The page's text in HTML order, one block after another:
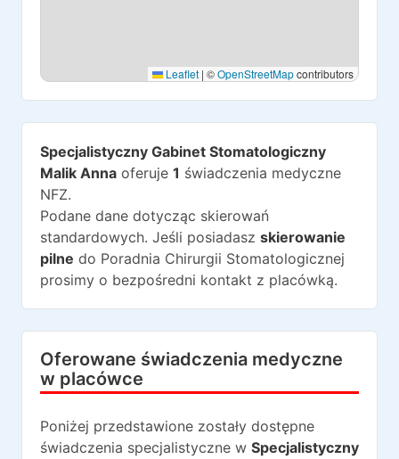
Leaflet | ©OpenStreetMapcontributors
Specjalistyczny Gabinet Stomatologiczny
Malik Anna oferuje 1 świadczenia medyczne
NFZ.
Podane dane dotycząc skierowań
standardowych. Jeśli posiadasz skierowanie
pilne do Poradnia Chirurgii Stomatologicznej
prosimy o bezpośredni kontakt z placówką.
Oferowane świadczenia medyczne
w placówce
Poniżej przedstawione zostały dostępne
świadczenia specjalistyczne w Specjalistyczny